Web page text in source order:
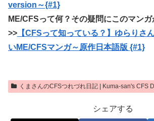
version～{#1}
ME/CFSって何？その疑問にこのマン
>> 【CFSって知っている？】ゆらりさ
いME/CFSマンガ～原作日本語版 {#1}
くまさんのCFSつれづれ日記 | Kuma-san's CFS
シェアする